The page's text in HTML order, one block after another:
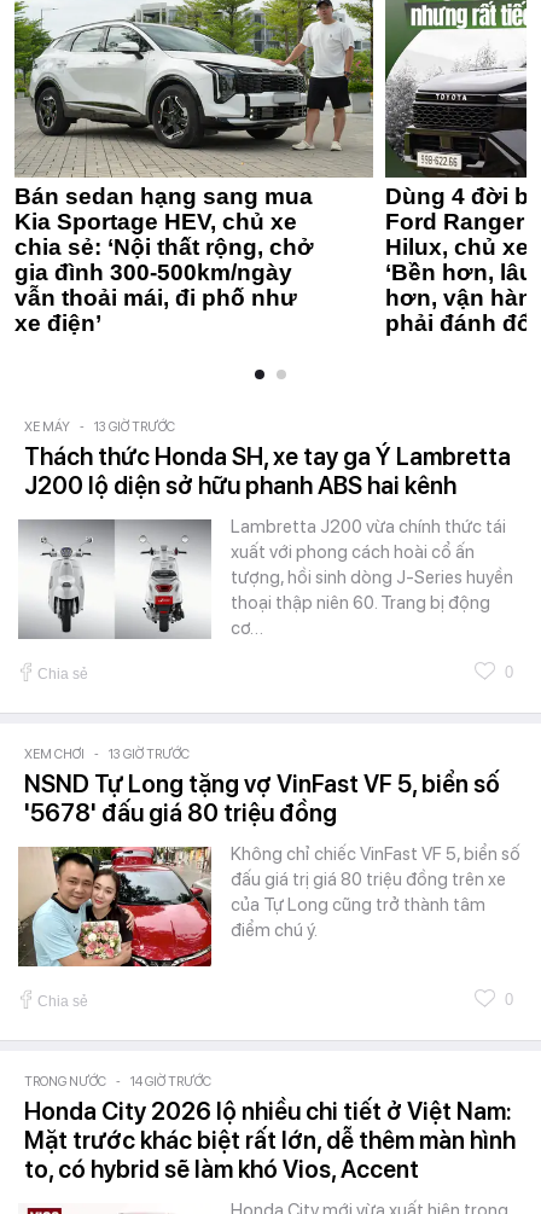
Bán sedan hạng sang mua
Kia Sportage HEV, chủ xe
chia sẻ: ‘Nội thất rộng, chở
gia đình 300-500km/ngày
vẫn thoải mái, đi phố như
xe điện’
Dùng 4 đời
Ford Ranger
Hilux, chủ xe
‘Bền hơn,
hơn, vận
phải đánh
XE MÁY - 13 GIỜ TRƯỚC
Thách thức Honda SH, xe tay ga Ý Lambretta
J200 lộ diện sở hữu phanh ABS hai kênh
Lambretta J200 vừa chính thức tái
xuất với phong cách hoài cổ ấn
tượng, hồi sinh dòng J-Series huyền
thoại thập niên 60. Trang bị động
cơ…
Chia sẻ 0
XEM CHƠI - 13 GIỜ TRƯỚC
NSND Tự Long tặng vợ VinFast VF 5, biển số
'5678' đấu giá 80 triệu đồng
Không chỉ chiếc VinFast VF 5, biển số
đấu giá trị giá 80 triệu đồng trên xe
của Tự Long cũng trở thành tâm
điểm chú ý.
Chia sẻ 0
TRONG NƯỚC - 14 GIỜ TRƯỚC
Honda City 2026 lộ nhiều chi tiết ở Việt Nam:
Mặt trước khác biệt rất lớn, dễ thêm màn hình
to, có hybrid sẽ làm khó Vios, Accent